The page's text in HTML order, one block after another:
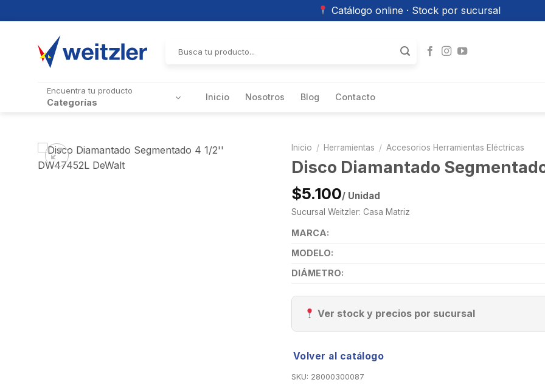
Catálogo online · Stock por sucursal
por:
Encuentra tu producto
Categorías Inicio Nosotros Blog Contacto
Inicio / Herramientas / Accesorios Herramientas Eléctricas
Disco Diamantado
$5.100/ Unidad
Sucursal Weitzler: Casa Matriz
MARCA:
MODELO:
DIÁMETRO:
Ver stock y precios por sucursal
Volver al catálogo
SKU: 28000300087